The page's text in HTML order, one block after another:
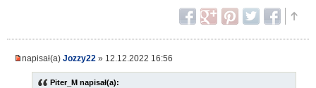
napisał(a) Jozzy22 » 12.12.2022 16:56
Piter_M napisał(a):